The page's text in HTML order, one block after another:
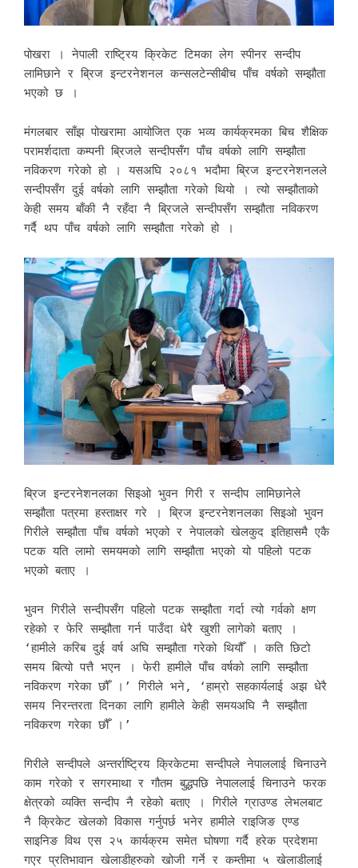
पोखरा । नेपाली राष्ट्रिय क्रिकेट टिमका लेग स्पीनर सन्दीप
लामिछाने र ब्रिज इन्टरनेशनल कन्सलटेन्सीबीच पाँच वर्षको सम्झौता
भएको छ ।
मंगलबार साँझ पोखरामा आयोजित एक भव्य कार्यक्रमका बिच शैक्षिक
परामर्शदाता कम्पनी ब्रिजले सन्दीपसँग पाँच वर्षको लागि सम्झौता
नविकरण गरेको हो । यसअघि २०८१ भदौमा ब्रिज इन्टरनेशनलले
सन्दीपसँग दुई वर्षको लागि सम्झौता गरेको थियो । त्यो सम्झौताको
केही समय बाँकी नै रहँदा नै ब्रिजले सन्दीपसँग सम्झौता नविकरण
गर्दै थप पाँच वर्षको लागि सम्झौता गरेको हो ।
ब्रिज इन्टरनेशनलका सिइओ भुवन गिरी र सन्दीप लामिछानेले
सम्झौता पत्रमा हस्ताक्षर गरे । ब्रिज इन्टरनेशनलका सिइओ भुवन
गिरीले सम्झौता पाँच वर्षको भएको र नेपालको खेलकुद इतिहासमै एकै
पटक यति लामो समयमको लागि सम्झौता भएको यो पहिलो पटक
भएको बताए ।
भुवन गिरीले सन्दीपसँग पहिलो पटक सम्झौता गर्दा त्यो गर्वको क्षण
रहेको र फेरि सम्झौता गर्न पाउँदा धेरै खुशी लागेको बताए ।
‘हामीले करिब दुई वर्ष अघि सम्झौता गरेको थियौँ । कति छिटो
समय बित्यो पत्तै भएन । फेरी हामीले पाँच वर्षको लागि सम्झौता
नविकरण गरेका छौँ ।’ गिरीले भने, ‘हाम्रो सहकार्यलाई अझ धेरै
समय निरन्तरता दिनका लागि हामीले केही समयअघि नै सम्झौता
नविकरण गरेका छौँ ।’
गिरीले सन्दीपले अन्तर्राष्ट्रिय क्रिकेटमा सन्दीपले नेपाललाई चिनाउने
काम गरेको र सगरमाथा र गौतम बुद्धपछि नेपाललाई चिनाउने फरक
क्षेत्रको व्यक्ति सन्दीप नै रहेको बताए । गिरीले ग्राउण्ड लेभलबाट
नै क्रिकेट खेलको विकास गर्नुपर्छ भनेर हामीले राइजिङ एण्ड
साइनिङ विथ एस २५ कार्यक्रम समेत घोषणा गर्दै हरेक प्रदेशमा
गएर प्रतिभावान खेलाडीहरुको खोजी गर्ने र कम्तीमा ५ खेलाडीलाई